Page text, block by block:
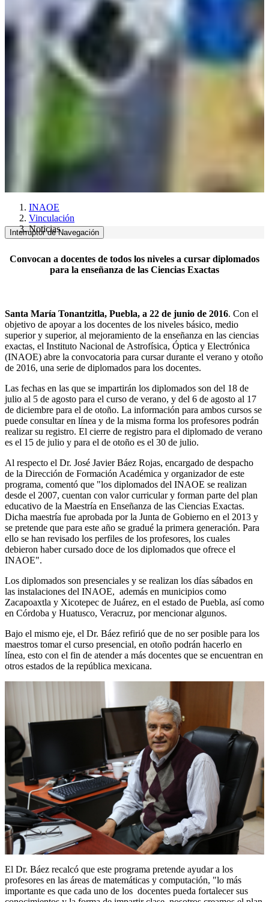
INAOE
Vinculación
Noticias
Interruptor de Navegación
Convocan a docentes de todos los niveles a cursar diplomados
para la enseñanza de las Ciencias Exactas
Santa María Tonantzitla, Puebla, a 22 de junio de 2016. Con el
objetivo de apoyar a los docentes de los niveles básico, medio
superior y superior, al mejoramiento de la enseñanza en las ciencias
exactas, el Instituto Nacional de Astrofísica, Óptica y Electrónica
(INAOE) abre la convocatoria para cursar durante el verano y otoño
de 2016, una serie de diplomados para los docentes.
Las fechas en las que se impartirán los diplomados son del 18 de
julio al 5 de agosto para el curso de verano, y del 6 de agosto al 17
de diciembre para el de otoño. La información para ambos cursos se
puede consultar en línea y de la misma forma los profesores podrán
realizar su registro. El cierre de registro para el diplomado de verano
es el 15 de julio y para el de otoño es el 30 de julio.
Al respecto el Dr. José Javier Báez Rojas, encargado de despacho
de la Dirección de Formación Académica y organizador de este
programa, comentó que "los diplomados del INAOE se realizan
desde el 2007, cuentan con valor curricular y forman parte del plan
educativo de la Maestría en Enseñanza de las Ciencias Exactas.
Dicha maestría fue aprobada por la Junta de Gobierno en el 2013 y
se pretende que para este año se gradué la primera generación. Para
ello se han revisado los perfiles de los profesores, los cuales
debieron haber cursado doce de los diplomados que ofrece el
INAOE".
Los diplomados son presenciales y se realizan los días sábados en
las instalaciones del INAOE, además en municipios como
Zacapoaxtla y Xicotepec de Juárez, en el estado de Puebla, así como
en Córdoba y Huatusco, Veracruz, por mencionar algunos.
Bajo el mismo eje, el Dr. Báez refirió que de no ser posible para los
maestros tomar el curso presencial, en otoño podrán hacerlo en
línea, esto con el fin de atender a más docentes que se encuentran en
otros estados de la república mexicana.
El Dr. Báez recalcó que este programa pretende ayudar a los
profesores en las áreas de matemáticas y computación, "lo más
importante es que cada uno de los docentes pueda fortalecer sus